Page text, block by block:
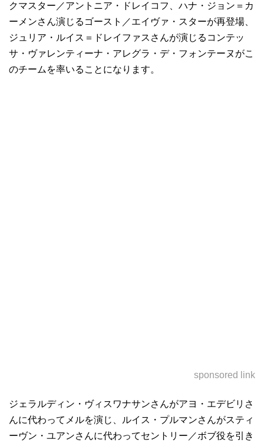
クマスター／アントニア・ドレイコフ、ハナ・ジョン＝カ
ーメンさん演じるゴースト／エイヴァ・スターが再登場、
ジュリア・ルイス＝ドレイファスさんが演じるコンテッ
サ・ヴァレンティーナ・アレグラ・デ・フォンテーヌがこ
のチームを率いることになります。
sponsored link
ジェラルディン・ヴィスワナサンさんがアヨ・エデビリさ
んに代わってメルを演じ、ルイス・プルマンさんがスティ
ーヴン・ユアンさんに代わってセントリー／ボブ役を引き